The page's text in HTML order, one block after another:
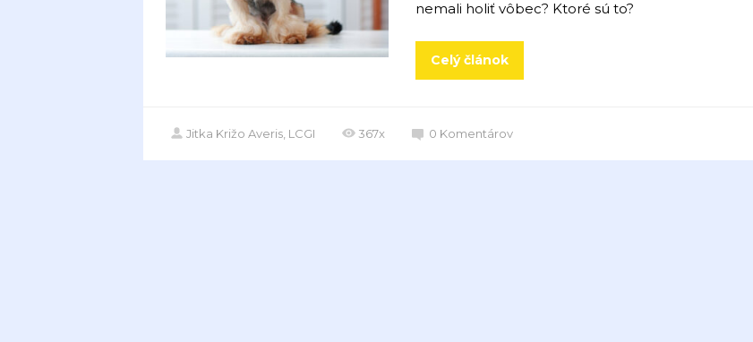
nemali holiť vôbec? Ktoré sú to?
Celý článok
Jitka Križo Averis, LCGI 367x 0 Komentárov